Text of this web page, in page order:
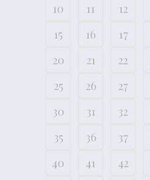
10
11 12
15
16 17
20
21 22
25
26 27
30
31 32
35
36 37
40
41 42